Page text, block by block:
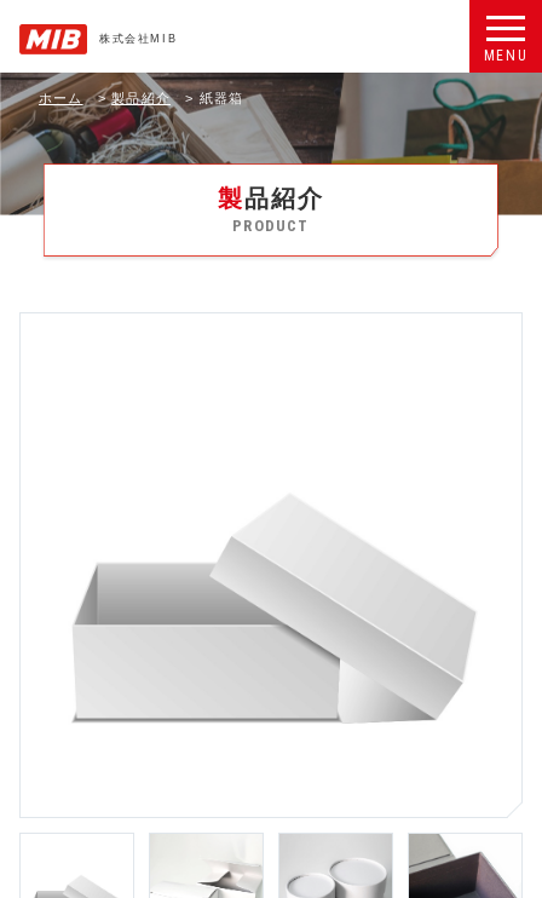
MENU
株式会社MIB
ホーム >製品紹介 > 紙器箱
製品紹介
PRODUCT